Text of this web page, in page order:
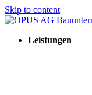
Skip to content
Leistungen